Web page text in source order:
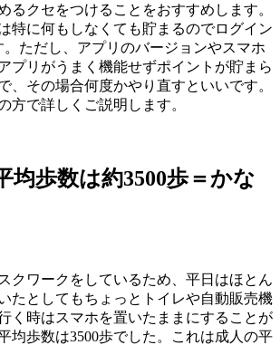
るクセをつけることをおすすめします。
特に何もしなくても貯まるのでログイン
ただし、アプリのバージョンやスマホ
プリがうまく機能せずポイントが貯まら
、その場合何度かやり直すといいです。
方で詳しくご説明します。
均歩数は約3500歩＝かな
クワークをしているため、平日はほとん
たとしてもちょっとトイレや自動販売機
く時はスマホを置いたままにすることが
均歩数は3500歩でした。これは成人の平